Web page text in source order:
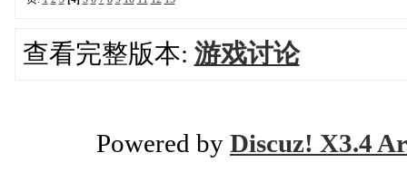
查看完整版本: 游戏讨论
Powered by Discuz! X3.4